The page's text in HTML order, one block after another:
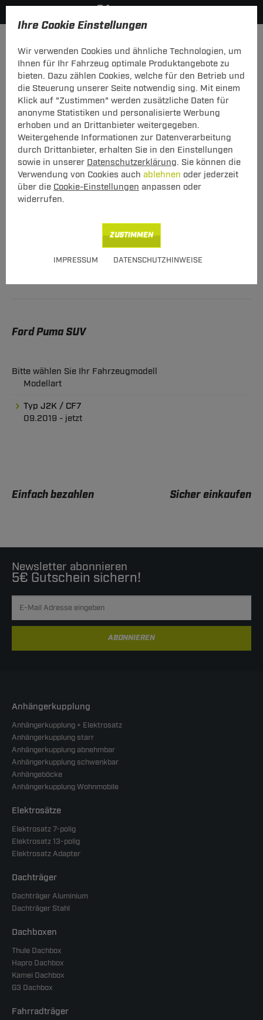
Ihre Cookie Einstellungen
Wir verwenden Cookies und ähnliche Technologien, um
Ihnen für Ihr Fahrzeug optimale Produktangebote zu
bieten. Dazu zählen Cookies, welche für den Betrieb und
die Steuerung unserer Seite notwendig sing. Mit einem
Klick auf "Zustimmen" werden zusätzliche Daten für
anonyme Statistiken und personalisierte Werbung
erhoben und an Drittanbieter weitergegeben.
Weitergehende Informationen zur Datenverarbeitung
durch Drittanbieter, erhalten Sie in den Einstellungen
sowie in unserer Datenschutzerklärung. Sie können die
Verwendung von Cookies auch ablehnen oder jederzeit
über die Cookie-Einstellungen anpassen oder
widerrufen.
IMPRESSUM DATENSCHUTZHINWEISE
ZUSTIMMEN
MODELÜBERSICHT
PKW-Kupplungskonfigurator
Die folgende Auflistung schützt Sie und andere in Ihrer
Umgebung und ermöglicht ein unbeschwertes
Urlaubserlebnis.
1
Hersteller
2
Modell
3
Anhängerkupplung und Elektrosatz für den Ford
Ford Puma SUV
Bitte wählen Sie Ihr Fahrzeugmodell
Modellart
Typ J2K / CF7
09.2019 - jetzt
Einfach bezahlen Sicher einkaufen
Newsletter abonnieren
5€ Gutschein sichern!
ABONNIEREN
Anhängerkupplung
Anhängerkupplung + Elektrosatz
Anhängerkupplung starr
Anhängerkupplung abnehmbar
Anhängerkupplung schwenkbar
Anhängeböcke
Anhängerkupplung Wohnmobile
Elektrosätze
Elektrosatz 7-polig
Elektrosatz 13-polig
Elektrosatz Adapter
Dachträger
Dachträger Aluminium
Dachträger Stahl
Dachboxen
Thule Dachbox
Hapro Dachbox
Kamei Dachbox
G3 Dachbox
Fahrradträger